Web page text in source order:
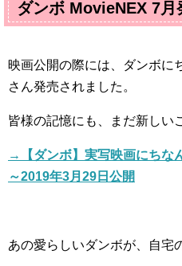
ダンボ MovieNEX 7月
映画公開の際には、ダンボに
さん発売されました。
皆様の記憶にも、まだ新しい
→【ダンボ】実写映画にちな
～2019年3月 29 日公開
あの愛らしいダンボが、自宅